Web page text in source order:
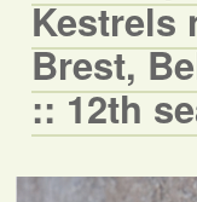
Kestrels
Brest,
:: 12th